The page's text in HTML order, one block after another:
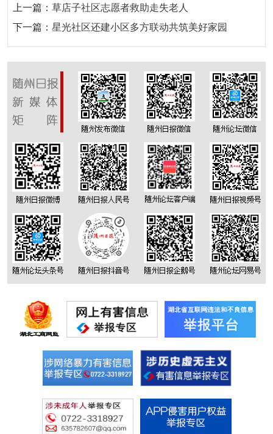
上一篇： 草店子社区志愿者救助走失老人
下一篇： 星光社区还建小区多方联动共筑美好家园